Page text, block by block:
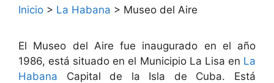
Inicio > La Habana > Museo del Aire
El Museo del Aire fue inaugurado en el año
1986, está situado en el Municipio La Lisa en La
Habana Capital de la Isla de Cuba. Está